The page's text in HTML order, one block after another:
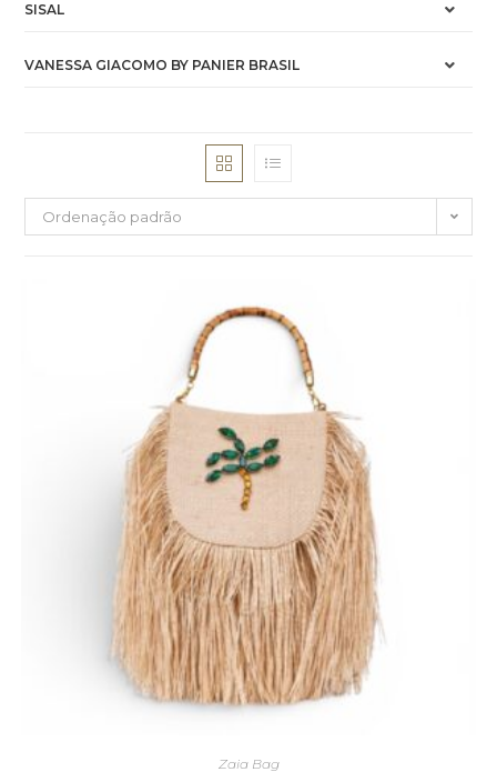
SISAL
VANESSA GIACOMO BY PANIER BRASIL
Ordenação padrão
Zaia Bag